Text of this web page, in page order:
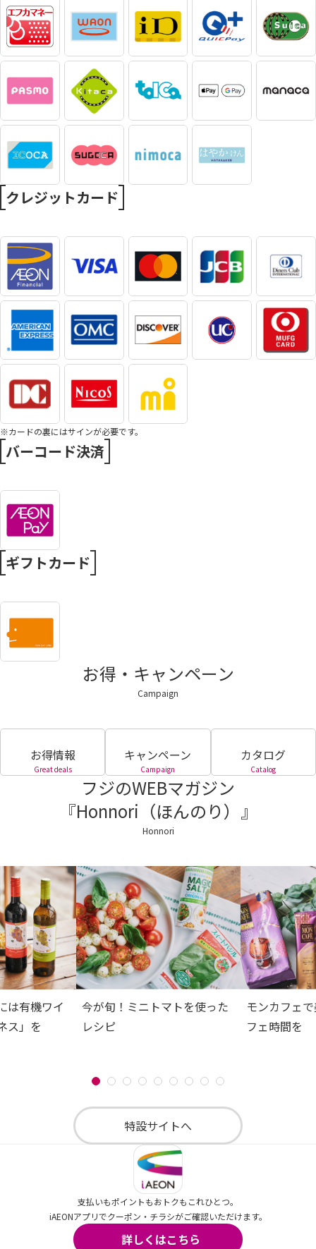
クレジットカード
※カードの裏にはサインが必要です。
バーコード決済
ギフトカード
お得・キャンペーン
Campaign
お得情報
Great deals
キャンペーン
Campaign
カタログ
Catalog
フジのWEBマガジン
『Honnori（ほんのり）』
Honnori
は有機ワイ
ス」を
今が旬！ミニトマトを使った
レシピ
モンカフェ
フェ時間を
特設サイトへ
支払いもポイントもおトクもこれひとつ。
iAEONアプリでクーポン・チラシがご確認いただけます。
詳しくはこちら